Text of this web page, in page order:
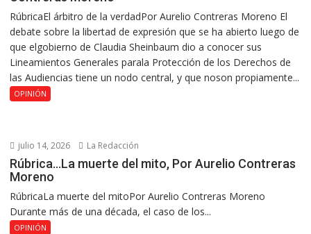
RúbricaEl árbitro de la verdadPor Aurelio Contreras Moreno El
debate sobre la libertad de expresión que se ha abierto luego de
que elgobierno de Claudia Sheinbaum dio a conocer sus
Lineamientos Generales parala Protección de los Derechos de
las Audiencias tiene un nodo central, y que noson propiamente...
OPINIÓN
julio 14, 2026 La Redacción
Rúbrica…La muerte del mito, Por Aurelio Contreras
Moreno
RúbricaLa muerte del mitoPor Aurelio Contreras Moreno
Durante más de una década, el caso de los...
OPINIÓN